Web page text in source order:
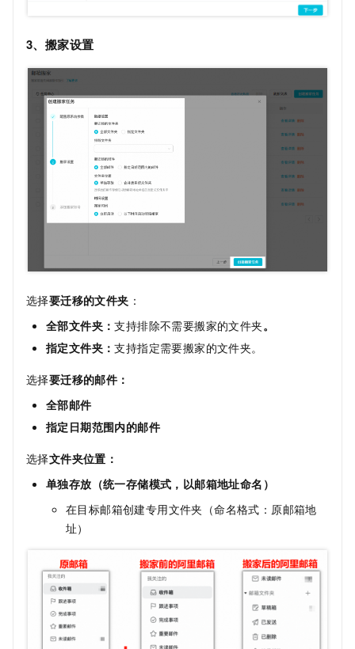
3、搬家设置
选择要迁移的文件夹 ：
全部文件夹：支持排除不需要搬家的文件夹。
指定文件夹：支持指定需要搬家的文件夹。
选择要迁移的邮件：
全部邮件
指定日期范围内的邮件
选择文件夹位置：
单独存放（统一存储模式，以邮箱地址命名）
在目标邮箱创建专用文件夹（命名格式：原邮箱地
址）